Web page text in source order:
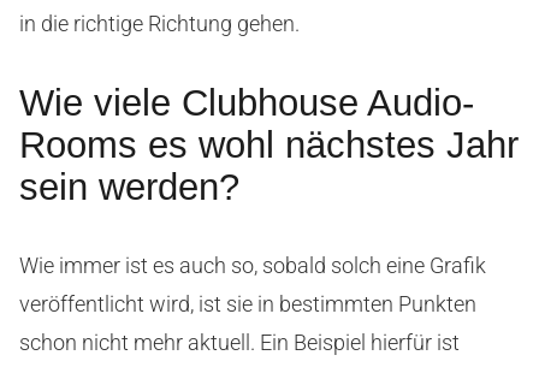
in die richtige Richtung gehen.
Wie viele Clubhouse Audio-
Rooms es wohl nächstes Jahr
sein werden?
Wie immer ist es auch so, sobald solch eine Grafik
veröffentlicht wird, ist sie in bestimmten Punkten
schon nicht mehr aktuell. Ein Beispiel hierfür ist